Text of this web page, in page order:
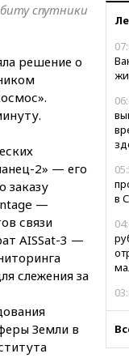
в
спутники
решение о
2» — его
заказу
—
связи
AISSat-3 —
слежения за
Земли в